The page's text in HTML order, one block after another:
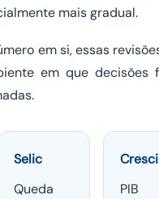
mais gradual.
em si, essas
em que decisões
Selic
Queda
PIB